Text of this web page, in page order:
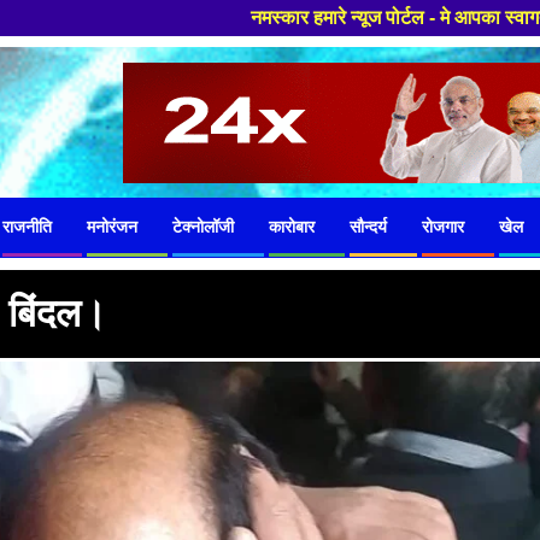
नमस्कार हमारे न्यूज पोर्टल - मे आपका स्वागत हैं ,यहाँ आपको
राजनीति मनोरंजन टेक्नोलॉजी कारोबार सौन्दर्य रोजगार खेल